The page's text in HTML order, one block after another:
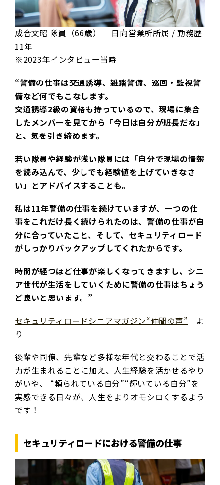
成合文昭 隊員（66歳） 日向営業所所属 / 勤務歴
11年
※2023年インタビュー当時
“警備の仕事は交通誘導、雑踏警備、巡回・監視警
備など何でもこなします。
交通誘導2級の資格も持っているので、現場に集合
したメンバーを見てから「今日は自分が班長だな」
と、気を引き締めます。
若い隊員や経験が浅い隊員には「自分で現場の情報
を読み込んで、少しでも経験値を上げていきなさ
い」とアドバイスすることも。
私は11年警備の仕事を続けていますが、一つの仕
事をこれだけ長く続けられたのは、警備の仕事が自
分に合っていたこと、そして、セキュリティロード
がしっかりバックアップしてくれたからです。
時間が経つほど仕事が楽しくなってきますし、シニ
ア世代が生活をしていくために警備の仕事はちょう
ど良いと思います。”
セキュリティロードシニアマガジン“仲間の声” よ
り
後輩や同僚、先輩など多様な年代と交わることで活
力が生まれることに加え、人生経験を活かせるやり
がいや、 “頼られている自分”“輝いている自分”を
実感できる日々が、人生をよりオモシロくするよう
です！
セキュリティロードにおける警備の仕事